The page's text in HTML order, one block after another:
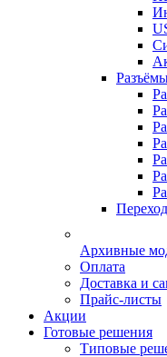
Архивные
Оплата
Доставка и
Прайс-листы
Акции
Готовые решения
Типовые